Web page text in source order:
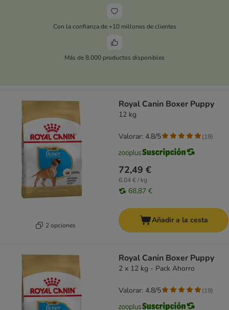
Con la confianza de +10 millones de clientes
Más de 8.000 productos disponibles
2 opciones
Royal Canin Boxer Puppy
12 kg
72,49 €
6,04 € / kg
68,87 €
Valorar: 4.8/5 (19)
Añadir a la cesta
Royal Canin Boxer Puppy
2 x 12 kg - Pack Ahorro
Valorar: 4.8/5 (19)